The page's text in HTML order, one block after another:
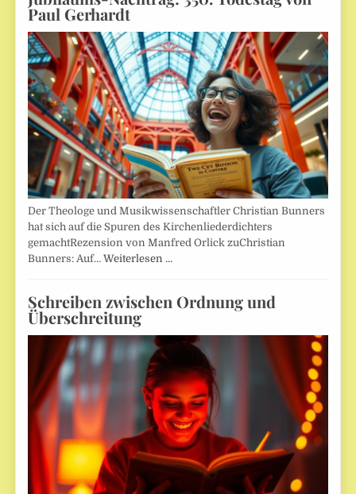
Paul Gerhardt
Der Theologe und Musikwissenschaftler Christian Bunners
hat sich auf die Spuren des Kirchenliederdichters
gemachtRezension von Manfred Orlick zuChristian
Bunners: Auf…Weiterlesen …
Schreiben zwischen Ordnung und
Überschreitung